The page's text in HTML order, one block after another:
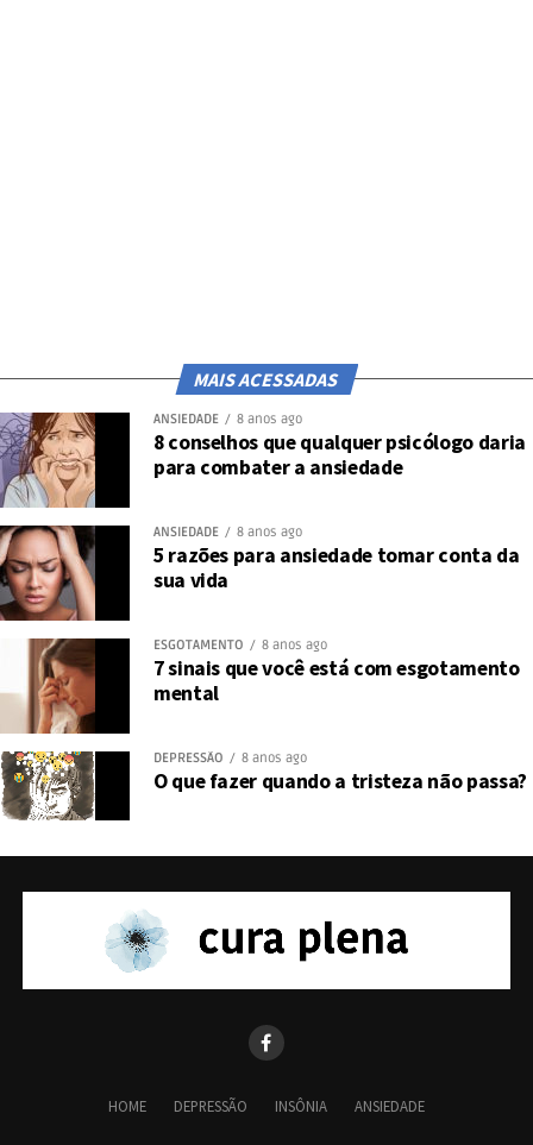
MAIS ACESSADAS
ANSIEDADE 8 anos ago
8 conselhos que qualquer psicólogo daria
para combater a ansiedade
ANSIEDADE 8 anos ago
5 razões para ansiedade tomar conta da
sua vida
ESGOTAMENTO 8 anos ago
7 sinais que você está com esgotamento
mental
DEPRESSÃO 8 anos ago
O que fazer quando a tristeza não passa?
HOME DEPRESSÃO INSÔNIA ANSIEDADE